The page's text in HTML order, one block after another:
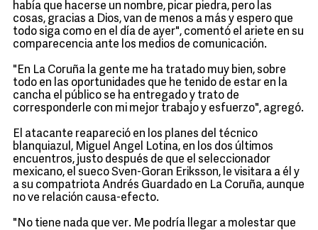
había que hacerse un nombre, picar piedra, pero las
cosas, gracias a Dios, van de menos a más y espero que
todo siga como en el día de ayer", comentó el ariete en su
comparecencia ante los medios de comunicación.
"En La Coruña la gente me ha tratado muy bien, sobre
todo en las oportunidades que he tenido de estar en la
cancha el público se ha entregado y trato de
corresponderle con mi mejor trabajo y esfuerzo", agregó.
El atacante reapareció en los planes del técnico
blanquiazul, Miguel Angel Lotina, en los dos últimos
encuentros, justo después de que el seleccionador
mexicano, el sueco Sven-Goran Eriksson, le visitara a él y
a su compatriota Andrés Guardado en La Coruña, aunque
no ve relación causa-efecto.
"No tiene nada que ver. Me podría llegar a molestar que